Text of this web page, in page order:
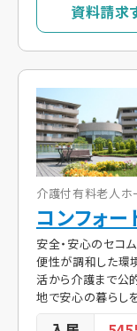
資料請求
介護付有料老人ホ
コンフォ
安全・安心のセコ
便性が調和した環
活から介護まで公
地で安心の暮らしを